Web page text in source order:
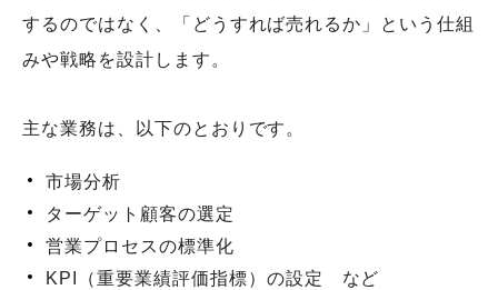
するのではなく、「どうすれば売れるか」という仕組
みや戦略を設計します。
主な業務は、以下のとおりです。
市場分析
ターゲット顧客の選定
営業プロセスの標準化
KPI（重要業績評価指標）の設定 など